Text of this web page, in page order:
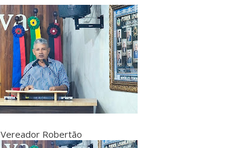
Vereador Robertão